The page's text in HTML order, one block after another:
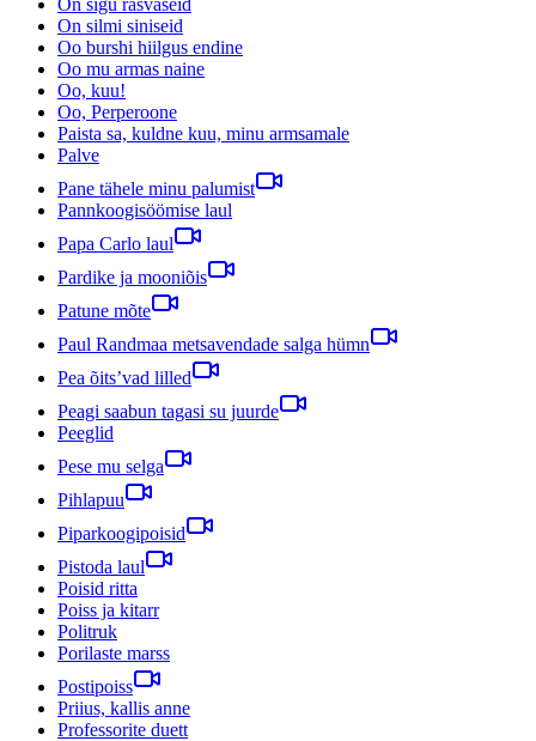
On silmi siniseid
Oo burshi hiilgus endine
Oo mu armas naine
Oo, kuu!
Oo, Perperoone
Paista sa, kuldne kuu, minu armsamale
Palve
Pane tähele minu palumist
Pannkoogisöömise laul
Papa Carlo laul
Pardike ja mooniõis
Patune mõte
Paul Randmaa metsavendade salga hümn
Pea õits’vad lilled
Peagi saabun tagasi su juurde
Peeglid
Pese mu selga
Pihlapuu
Piparkoogipoisid
Pistoda laul
Poisid ritta
Poiss ja kitarr
Politruk
Porilaste marss
Postipoiss
Priius, kallis anne
Professorite duett